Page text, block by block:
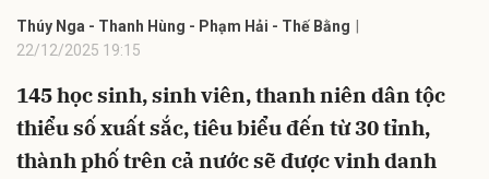
Thúy Nga - Thanh Hùng - Phạm Hải - Thế Bằng
22/12/2025 19:15
145 học sinh, sinh viên, thanh niên dân tộc
thiểu số xuất sắc, tiêu biểu đến từ 30 tỉnh,
thành phố trên cả nước sẽ được vinh danh